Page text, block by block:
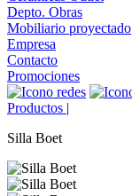
Depto. Obras
Mobiliario proyectado
Empresa
Contacto
Promociones
Productos |
Silla Boet